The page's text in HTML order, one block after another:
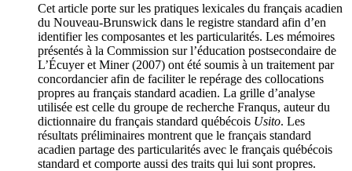
Cet article porte sur les pratiques lexicales du français acadien
du Nouveau-Brunswick dans le registre standard afin d’en
identifier les composantes et les particularités. Les mémoires
présentés à la Commission sur l’éducation postsecondaire de
L’Écuyer et Miner (2007) ont été soumis à un traitement par
concordancier afin de faciliter le repérage des collocations
propres au français standard acadien. La grille d’analyse
utilisée est celle du groupe de recherche Franqus, auteur du
dictionnaire du français standard québécois Usito. Les
résultats préliminaires montrent que le français standard
acadien partage des particularités avec le français québécois
standard et comporte aussi des traits qui lui sont propres.